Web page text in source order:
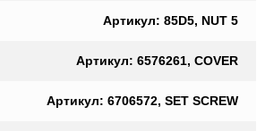
Артикул: 85D5, NUT 5
Артикул: 6576261, COVER
Артикул: 6706572, SET SCREW